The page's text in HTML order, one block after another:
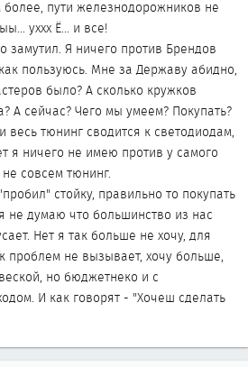
более, пути железнодорожников не
уххх Ё... и все!
замутил. Я ничего против Брендов
пользуюсь. Мне за Державу абидно,
было? А сколько кружков
А сейчас? Чего мы умеем? Покупать?
весь тюнинг сводится к светодиодам,
я ничего не имею против у самого
совсем тюнинг.
стойку, правильно то покупать
не думаю что большинство из нас
Нет я так больше не хочу, для
проблем не вызывает, хочу больше,
но бюджетнеко и с
И как говорят - "Хочеш сделать